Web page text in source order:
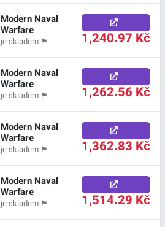
Modern Naval
Warfare
je skladem 🏴 1,240.97 Kč
Modern Naval
Warfare
je skladem 🏴 1,262.56 Kč
Modern Naval
Warfare
je skladem 🏴 1,362.83 Kč
Modern Naval
Warfare
je skladem 🏴 1,514.29 Kč